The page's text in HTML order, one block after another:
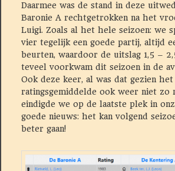
Daarmee was de stand in deze
Baronie A rechtgetrokken na het
Luigi. Zoals al het hele seizoen: we
vier tegelijk een goede partij, altijd
beurten, waardoor de uitslag 1,5 –
teveel voorkwam dit seizoen in de
Ook deze keer, al was dat gezien
ratingsgemiddelde ook weer niet zo
eindigde we op de laatste plek in
goede nieuws: het kan volgend
beter gaan!